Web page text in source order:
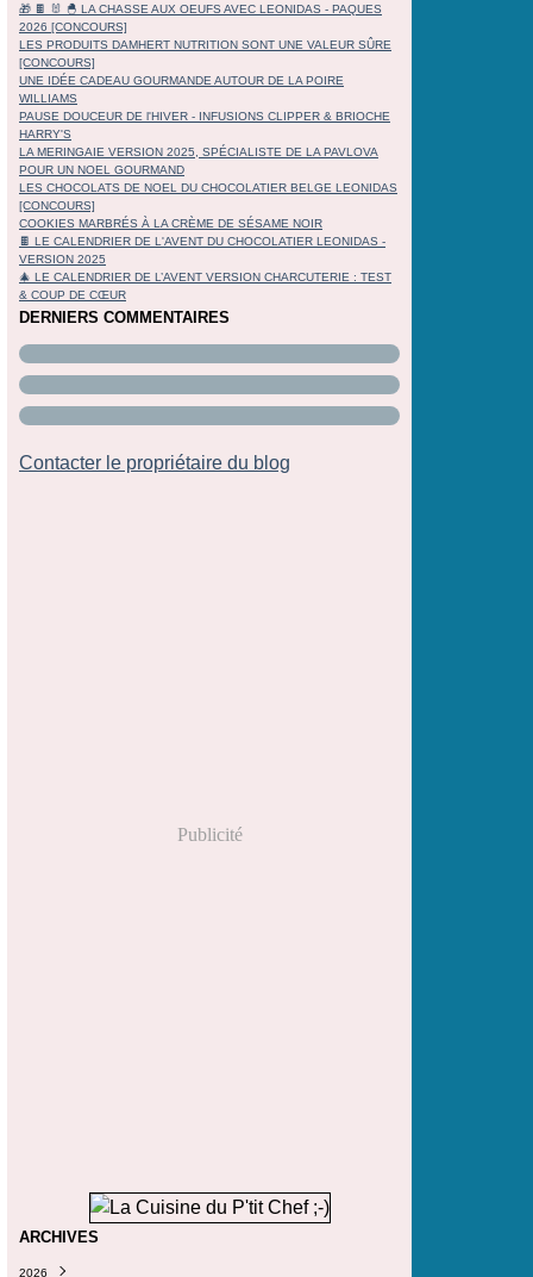
🎁 🍫 🐰 🐣 LA CHASSE AUX OEUFS AVEC LEONIDAS - PAQUES
2026 [CONCOURS]
LES PRODUITS DAMHERT NUTRITION SONT UNE VALEUR SÛRE
[CONCOURS]
UNE IDÉE CADEAU GOURMANDE AUTOUR DE LA POIRE
WILLIAMS
PAUSE DOUCEUR DE l'HIVER - INFUSIONS CLIPPER & BRIOCHE
HARRY'S
LA MERINGAIE VERSION 2025, SPÉCIALISTE DE LA PAVLOVA
POUR UN NOEL GOURMAND
LES CHOCOLATS DE NOEL DU CHOCOLATIER BELGE LEONIDAS
[CONCOURS]
COOKIES MARBRÉS À LA CRÈME DE SÉSAME NOIR
🍫 LE CALENDRIER DE L'AVENT DU CHOCOLATIER LEONIDAS -
VERSION 2025
🎄 LE CALENDRIER DE L’AVENT VERSION CHARCUTERIE : TEST
& COUP DE CŒUR
DERNIERS COMMENTAIRES
Contacter le propriétaire du blog
Publicité
ARCHIVES
2026